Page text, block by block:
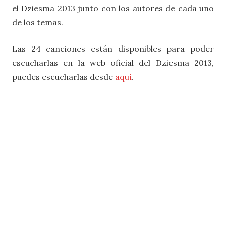
el Dziesma 2013 junto con los autores de cada uno
de los temas.
Las 24 canciones están disponibles para poder
escucharlas en la web oficial del Dziesma 2013,
puedes escucharlas desde aquí.